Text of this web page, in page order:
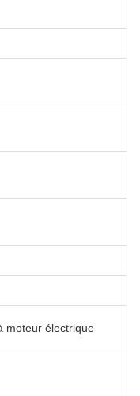
moteur électrique